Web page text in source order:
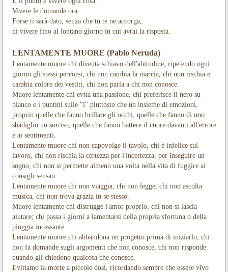
Vivere le domande ora.
Forse ti sarà dato, senza che tu te ne accorga,
di vivere fino al lontano giorno in cui avrai la risposta.
LENTAMENTE MUORE (Pablo Neruda)
Lentamente muore chi diventa schiavo dell'abitudine, ripetendo ogni
giorno gli stessi percorsi, chi non cambia la marcia, chi non rischia e
cambia colore dei vestiti, chi non parla a chi non conosce.
Muore lentamente chi evita una passione, chi preferisce il nero su
bianco e i puntini sulle "i" piuttosto che un insieme di emozioni,
proprio quelle che fanno brillare gli occhi, quelle che fanno di uno
sbadiglio un sorriso, quelle che fanno battere il cuore davanti all'errore
e ai sentimenti.
Lentamente muore chi non capovolge il tavolo, chi è infelice sul
lavoro, chi non rischia la certezza per l'incertezza, per inseguire un
sogno, chi non si permette almeno una volta nella vita di fuggire ai
consigli sensati.
Lentamente muore chi non viaggia, chi non legge, chi non ascolta
musica, chi non trova grazia in se stesso.
Muore lentamente chi distrugge l'amor proprio, chi non si lascia
aiutare; chi passa i giorni a lamentarsi della propria sfortuna o della
pioggia incessante.
Lentamente muore chi abbandona un progetto prima di iniziarlo, chi
non fa domande sugli argomenti che non conosce, chi non risponde
quando gli chiedono qualcosa che conosce.
Evitiamo la morte a piccole dosi, ricordando sempre che essere vivo